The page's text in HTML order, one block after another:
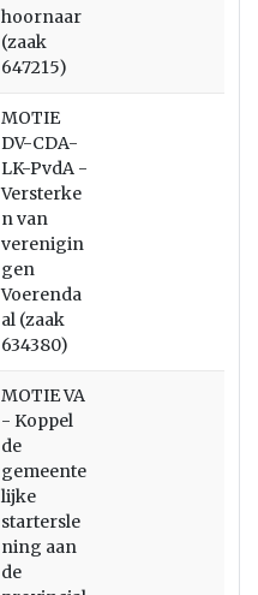
hoornaar
(zaak
647215)
MOTIE
DV-CDA-
LK-PvdA -
Versterke
n van
verenigin
gen
Voerenda
al (zaak
634380)
MOTIE VA
- Koppel
de
gemeente
lijke
startersle
ning aan
de